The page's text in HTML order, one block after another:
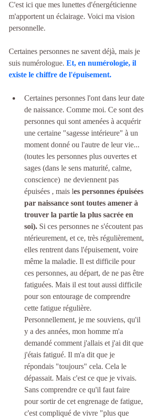
C'est ici que mes lunettes d'énergéticienne
m'apportent un éclairage. Voici ma vision
personnelle.
Certaines personnes ne savent déjà, mais je
suis numérologue. Et, en numérologie, il
existe le chiffre de l'épuisement.
Certaines personnes l'ont dans leur date
de naissance. Comme moi. Ce sont des
personnes qui sont amenées à acquérir
une certaine "sagesse intérieure" à un
moment donné ou l'autre de leur vie...
(toutes les personnes plus ouvertes et
sages (dans le sens maturité, calme,
conscience)  ne deviennent pas
épuisées , mais les personnes épuisées
par naissance sont toutes amener à
trouver la partie la plus sacrée en
soi). Si ces personnes ne s'écoutent pas
ntérieurement, et ce, très régulièrement,
elles rentrent dans l'épuisement, voire
même la maladie. Il est difficile pour
ces personnes, au départ, de ne pas être
fatiguées. Mais il est tout aussi difficile
pour son entourage de comprendre
cette fatigue régulière.
Personnellement, je me souviens, qu'il
y a des années, mon homme m'a
demandé comment j'allais et j'ai dit que
j'étais fatigué. Il m'a dit que je
répondais "toujours" cela. Cela le
dépassait. Mais c'est ce que je vivais.
Sans comprendre ce qu'il faut faire
pour sortir de cet engrenage de fatigue,
c'est compliqué de vivre "plus que